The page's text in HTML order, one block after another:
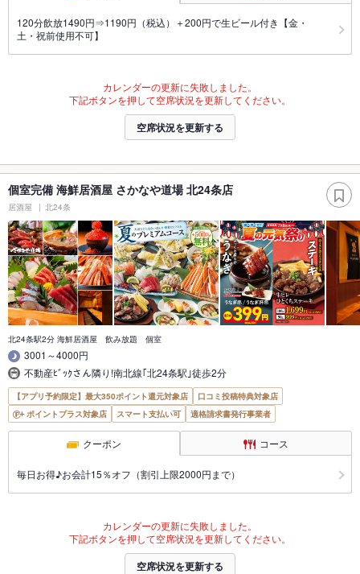
120分飲放1490円⇒1190円（税込）＋200円で生ビール付き【金・
土・祝前使用不可】
カレンダーの更新に失敗しました。
下記ボタンを押して空席状況を更新してください。
空席状況を更新する
個室完備 海鮮居酒屋 さかなや道場 北24条店
居酒屋 北24条
北24条駅2分 海鮮居酒屋 飲み放題 個室
3001～4000円
不動産ﾋﾞｯｸさん隣り!南北線｢北24条駅｣徒歩2分
【アプリ予約限定】最大350ポイント還元対象店
口コミ投稿特典対象店
ポイントプラス対象店
スマート支払い可 適格請求書発行事業者
クーポン コース
毎日お得♪お会計15％オフ（割引上限2000円まで）
カレンダーの更新に失敗しました。
下記ボタンを押して空席状況を更新してください。
空席状況を更新する